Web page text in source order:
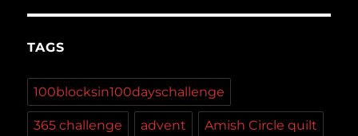
TAGS
100blocksin100dayschallenge
365 challenge advent Amish Circle quilt